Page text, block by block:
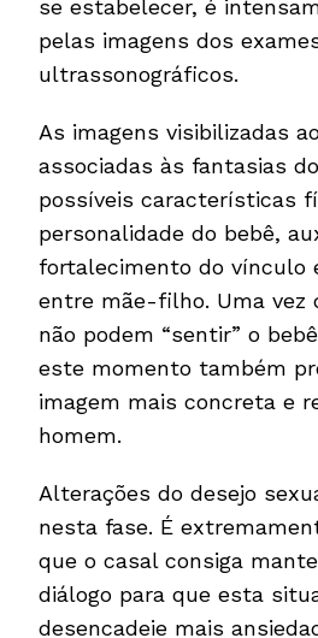
se estabelecer, é
pelas imagens dos
ultrassonográficos.
As imagens visibilizadas
associadas às fantasias
possíveis características
personalidade do bebê,
fortalecimento do vínculo
entre mãe-filho. Uma vez
não podem “sentir” o
este momento também
imagem mais concreta e
homem.
Alterações do desejo
nesta fase. É
que o casal consiga
diálogo para que esta
desencadeie mais